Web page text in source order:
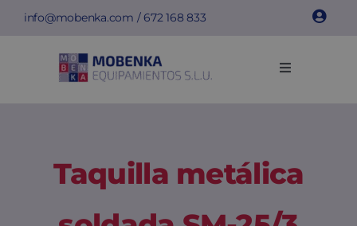
Saltar
contenido
info@mobenka.com /672 168 833
Toggle
Bancos
Instalaciones
Taquilla metálica